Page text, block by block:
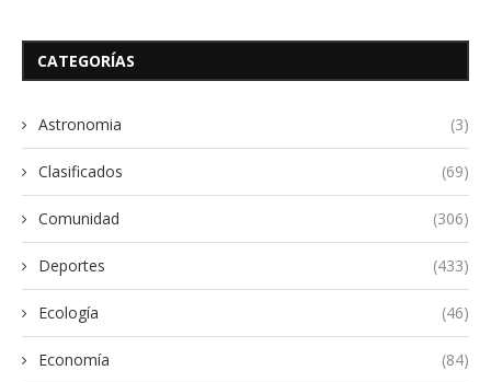
CATEGORÍAS
Astronomia (3)
Clasificados (69)
Comunidad (306)
Deportes (433)
Ecología (46)
Economía (84)